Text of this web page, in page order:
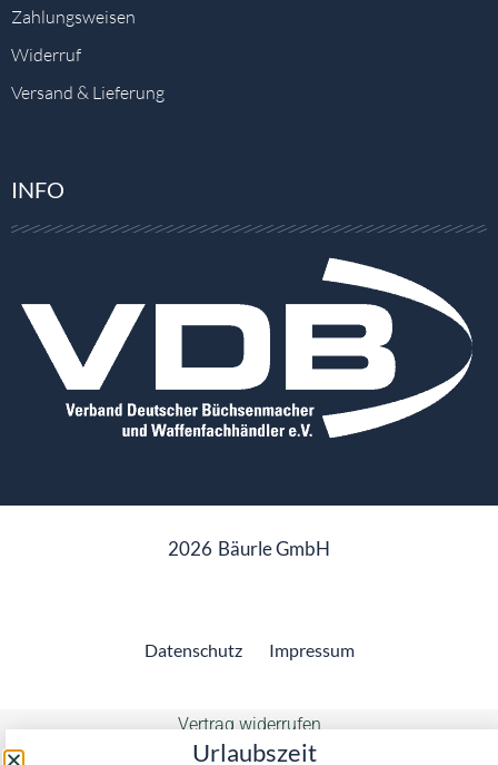
Zahlungsweisen
Widerruf
Versand & Lieferung
INFO
2026 Bäurle GmbH
Datenschutz Impressum
Vertrag widerrufen
Urlaubszeit